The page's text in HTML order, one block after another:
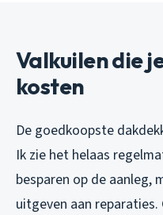
Valkuilen die
kosten
De goedkoopste
Ik zie het helaas
besparen op de aanleg,
uitgeven aan